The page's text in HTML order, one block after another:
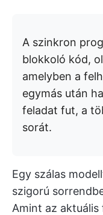
A szinkron
blokkoló kód,
amelyben a
egymás után
feladat fut, a
sorát.
Egy szálas
szigorú
Amint az